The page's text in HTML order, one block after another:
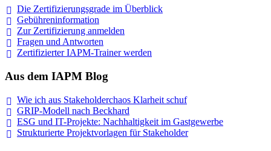
Die Zertifizierungsgrade im Überblick
Gebühreninformation
Zur Zertifizierung anmelden
Fragen undAntworten
Zertifizierter IAPM-Trainerwerden
Aus dem IAPM Blog
Wie ich aus Stakeholderchaos Klarheit schuf
GRIP-Modell nach Beckhard
ESG und IT-Projekte: Nachhaltigkeit im Gastgewerbe
Strukturierte Projektvorlagen für Stakeholder